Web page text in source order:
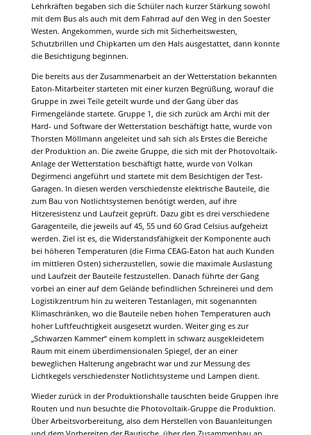
Lehrkräften begaben sich die Schüler nach kurzer Stärkung sowohl
mit dem Bus als auch mit dem Fahrrad auf den Weg in den Soester
Westen. Angekommen, wurde sich mit Sicherheitswesten,
Schutzbrillen und Chipkarten um den Hals ausgestattet, dann konnte
die Besichtigung beginnen.
Die bereits aus der Zusammenarbeit an der Wetterstation bekannten
Eaton-Mitarbeiter starteten mit einer kurzen Begrüßung, worauf die
Gruppe in zwei Teile geteilt wurde und der Gang über das
Firmengelände startete. Gruppe 1, die sich zurück am Archi mit der
Hard- und Software der Wetterstation beschäftigt hatte, wurde von
Thorsten Möllmann angeleitet und sah sich als Erstes die Bereiche
der Produktion an. Die zweite Gruppe, die sich mit der Photovoltaik-
Anlage der Wetterstation beschäftigt hatte, wurde von Volkan
Degirmenci angeführt und startete mit dem Besichtigen der Test-
Garagen. In diesen werden verschiedenste elektrische Bauteile, die
zum Bau von Notlichtsystemen benötigt werden, auf ihre
Hitzeresistenz und Laufzeit geprüft. Dazu gibt es drei verschiedene
Garagenteile, die jeweils auf 45, 55 und 60 Grad Celsius aufgeheizt
werden. Ziel ist es, die Widerstandsfähigkeit der Komponente auch
bei höheren Temperaturen (die Firma CEAG-Eaton hat auch Kunden
im mittleren Osten) sicherzustellen, sowie die maximale Auslastung
und Laufzeit der Bauteile festzustellen. Danach führte der Gang
vorbei an einer auf dem Gelände befindlichen Schreinerei und dem
Logistikzentrum hin zu weiteren Testanlagen, mit sogenannten
Klimaschränken, wo die Bauteile neben hohen Temperaturen auch
hoher Luftfeuchtigkeit ausgesetzt wurden. Weiter ging es zur
„Schwarzen Kammer“ einem komplett in schwarz ausgekleidetem
Raum mit einem überdimensionalen Spiegel, der an einer
beweglichen Halterung angebracht war und zur Messung des
Lichtkegels verschiedenster Notlichtsysteme und Lampen dient.
Wieder zurück in der Produktionshalle tauschten beide Gruppen ihre
Routen und nun besuchte die Photovoltaik-Gruppe die Produktion.
Über Arbeitsvorbereitung, also dem Herstellen von Bauanleitungen